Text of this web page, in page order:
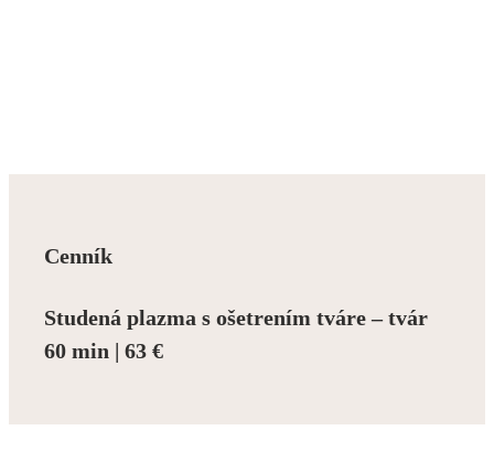
Cenník
Studená plazma s ošetrením tváre – tvár
60 min | 63 €